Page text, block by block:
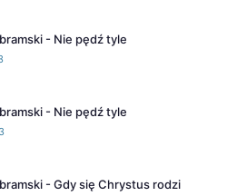
- Nie pędź tyle
- Nie pędź tyle
- Gdy się Chrystus rodzi